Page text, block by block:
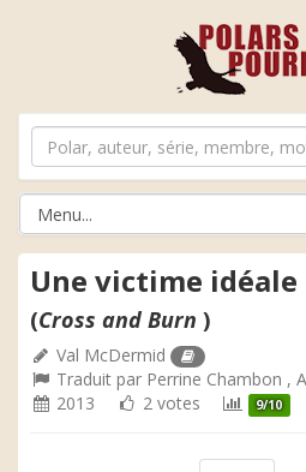
Une victime idéale
(Cross and Burn )
Val McDermid
Traduit par Perrine Chambon ,
2013
2 votes 9/10